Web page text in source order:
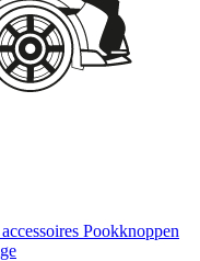
Pookknoppen